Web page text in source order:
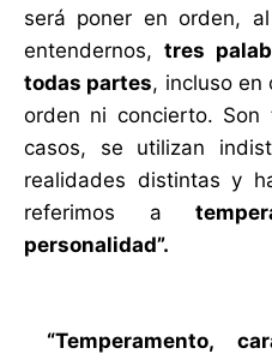
será poner en orden,
entendernos,tres
todas partes, incluso en
orden ni concierto. Son
casos, se utilizan
realidades distintas y
referimos a
personalidad”.
“Temperamento,